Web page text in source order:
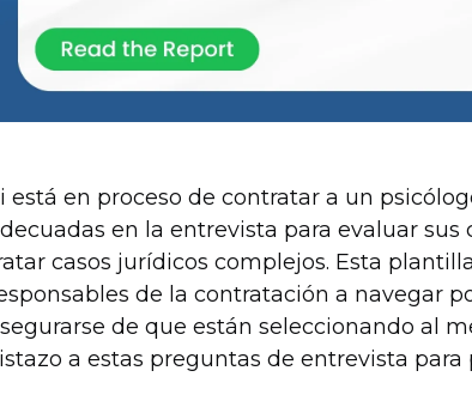
está en proceso de contratar a un
en la entrevista para evaluar
casos jurídicos complejos. Esta
de la contratación a navegar
de que están seleccionando al
a estas preguntas de entrevista para